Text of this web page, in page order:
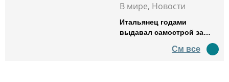
В мире, Новости
Итальянец годами
выдавал самострой за
водил туда туристов
См все